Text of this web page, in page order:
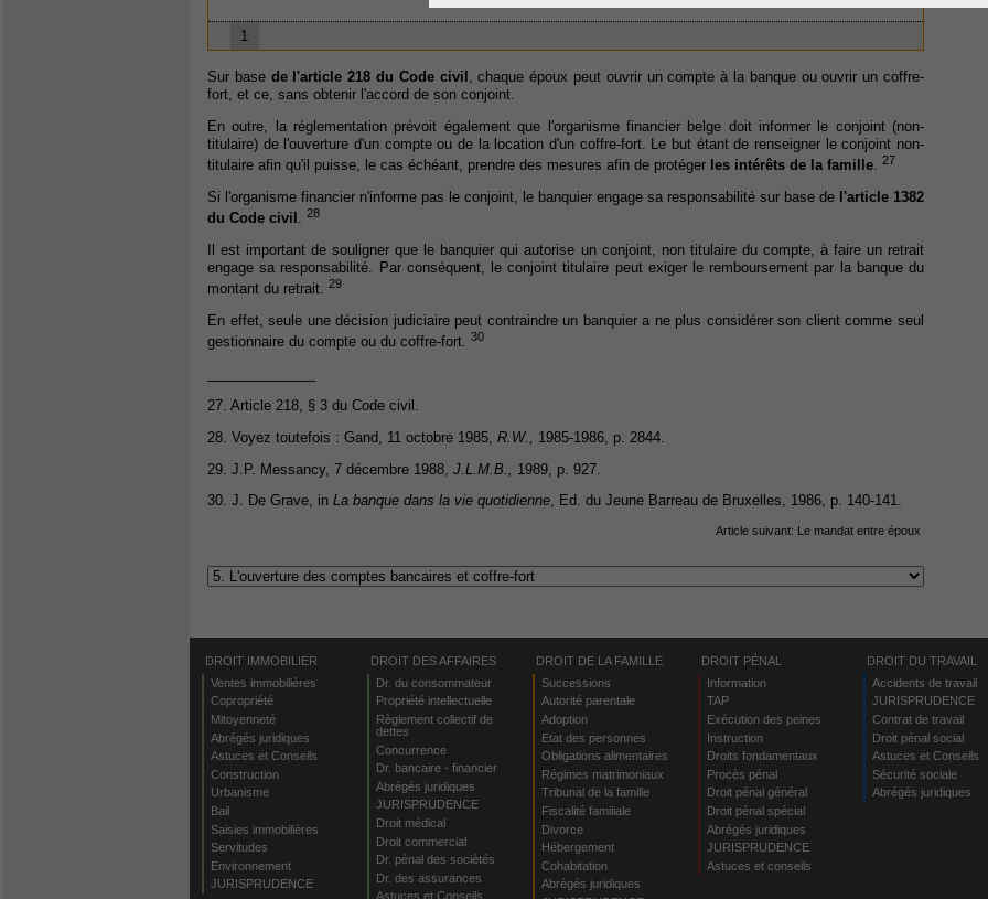
1
Sur base de l'article 218 du Code civil , chaque époux peut ouvrir un compte à la banque ou ouvrir un coffre-
fort, et ce, sans obtenir l'accord de son conjoint.
En outre, la réglementation prévoit également que l'organisme financier belge doit informer le conjoint (non-
titulaire) de l'ouverture d'un compte ou de la location d'un coffre-fort. Le but étant de renseigner le conjoint non-
titulaire afin qu'il puisse, le cas échéant, prendre des mesures afin de protéger les intérêts de la famille. 27
Si l'organisme financier n'informe pas le conjoint, le banquier engage sa responsabilité sur base de l'article 1382
du Code civil . 28
Il est important de souligner que le banquier qui autorise un conjoint, non titulaire du compte, à faire un retrait
engage sa responsabilité. Par conséquent, le conjoint titulaire peut exiger le remboursement par la banque du
montant du retrait. 29
En effet, seule une décision judiciaire peut contraindre un banquier a ne plus considérer son client comme seul
gestionnaire du compte ou du coffre-fort. 30
27. Article 218, § 3 du Code civil.
28. Voyez toutefois : Gand, 11 octobre 1985, R.W.,
1985-1986, p. 2844.
29. J.P. Messancy, 7 décembre 1988, J.L.M.B.,
1989, p. 927.
30. J. De Grave, in La banque dans la vie quotidienne, Ed. du Jeune Barreau de Bruxelles, 1986, p. 140-141.
Article suivant: Le mandat entre époux
DROIT IMMOBILIER
Ventes immobilières
Copropriété
Mitoyenneté
Abrégés juridiques
Astuces et Conseils
Construction
Urbanisme
Bail
Saisies immobilières
Servitudes
Environnement
JURISPRUDENCE
DROIT DES AFFAIRES
Dr. du consommateur
Propriété intellectuelle
Règlement collectif de
dettes
Concurrence
Dr. bancaire - financier
Abrégés juridiques
JURISPRUDENCE
Droit médical
Droit commercial
Dr. pénal des sociétés
Dr. des assurances
Astuces et Conseils
DROIT DE LA FAMILLE
Successions
Autorité parentale
Adoption
Etat des personnes
Obligations alimentaires
Régimes matrimoniaux
Tribunal de la famille
Fiscalité familiale
Divorce
Hébergement
Cohabitation
Abrégés juridiques
DROIT PÉNAL
Information
TAP
Exécution des peines
Instruction
Droits fondamentaux
Procès pénal
Droit pénal général
Droit pénal spécial
Abrégés juridiques
JURISPRUDENCE
Astuces et conseils
DROIT DU TRAVAIL
Accidents de travail
JURISPRUDENCE
Contrat de travail
Droit pénal social
Astuces et Conseils
Sécurité sociale
Abrégés juridiques